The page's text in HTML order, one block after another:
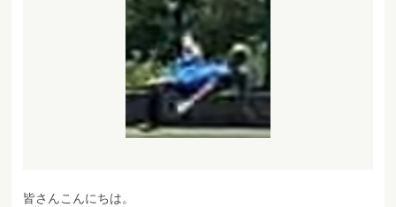
皆さんこんにちは。